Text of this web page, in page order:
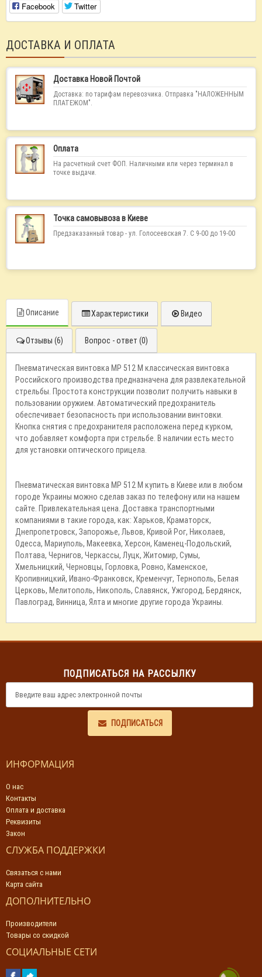
Facebook Twitter
ДОСТАВКА И ОПЛАТА
Доставка Новой Почтой
Доставка: по тарифам перевозчика. Отправка "НАЛОЖЕННЫМ
ПЛАТЕЖОМ".
Оплата
На расчетный счет ФОП. Наличными или через терминал в
точке выдачи.
Точка самовывоза в Киеве
Предзаказанный товар - ул. Голосеевская 7. С 9-00 до 19-00
Описание Характеристики Видео
Отзывы (6) Вопрос - ответ (0)
Пневматическая винтовка МР 512 М классическая винтовка
Российского производства предназначена для развлекательной
стрельбы. Простота конструкции позволит получить навыки в
пользовании оружием. Автоматический предохранитель
обеспечивает безопасность при использовании винтовки.
Кнопка снятия с предохранителя расположена перед курком,
что добавляет комфорта при стрельбе. В наличии есть место
для установки оптического прицела.
Пневматическая винтовка МР 512 М купить в Киеве или в любом
городе Украины можно сделав заказ по телефону или на нашем
сайте. Привлекательная цена. Доставка транспортными
компаниями в такие города, как: Харьков, Краматорск,
Днепропетровск, Запорожье, Львов, Кривой Рог, Николаев,
Одесса, Мариуполь, Макеевка, Херсон, Каменец-Подольский,
Полтава, Чернигов, Черкассы, Луцк, Житомир, Сумы,
Хмельницкий, Черновцы, Горловка, Ровно, Каменское,
Кропивницкий, Ивано-Франковск, Кременчуг, Тернополь, Белая
Церковь, Мелитополь, Никополь, Славянск, Ужгород, Бердянск,
Павлоград, Винница, Ялта и многие другие города Украины.
ПОДПИСАТЬСЯ НА РАССЫЛКУ
ПОДПИСАТЬСЯ
ИНФОРМАЦИЯ
О нас
Контакты
Оплата и доставка
Реквизиты
Закон
СЛУЖБА ПОДДЕРЖКИ
Связаться с нами
Карта сайта
ДОПОЛНИТЕЛЬНО
Производители
Товары со скидкой
СОЦИАЛЬНЫЕ СЕТИ